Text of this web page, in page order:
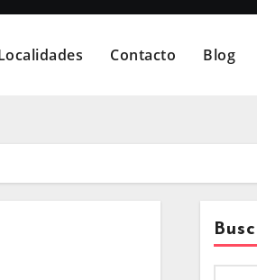
Contacto Blog